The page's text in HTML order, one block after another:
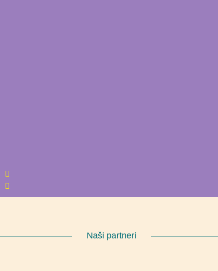
Naši partneri